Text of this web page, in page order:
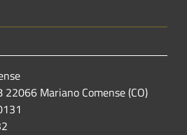
22066 Mariano Comense (CO)